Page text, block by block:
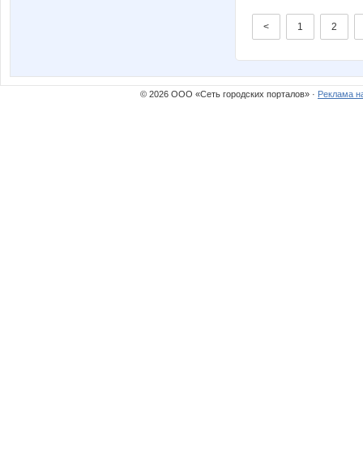
< 1 2
© 2026 ООО «Сеть городских порталов» · Реклама